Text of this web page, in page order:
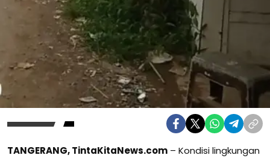
TANGERANG, TintaKitaNews.com – Kondisi lingkungan